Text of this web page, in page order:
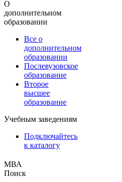
О
дополнительном
образовании
Все о
дополнительном
образовании
Послевузовское
образование
Второе
высшее
образование
Учебным заведениям
Подключайтесь
к каталогу
МВА
Поиск